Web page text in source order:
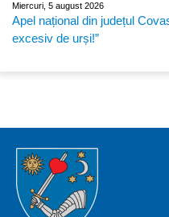
Miercuri, 5 august 2026
Apel național din județul
excesiv de urși!”